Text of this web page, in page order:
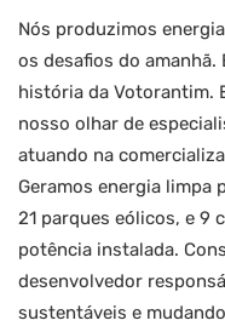
Nós produzimos
os desafios do
história da Votorantim.
nosso olhar de
atuando na
Geramos energia limpa
21 parques eólicos, e 9
potência instalada.
desenvolvedor
sustentáveis e